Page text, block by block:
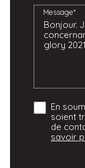
Message*
En
soient
de
savoir